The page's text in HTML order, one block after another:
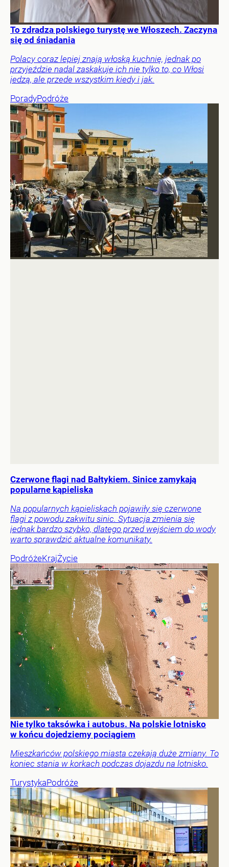
To zdradza polskiego turystę we Włoszech. Zaczyna
się od śniadania
Polacy coraz lepiej znają włoską kuchnię, jednak po
przyjeździe nadal zaskakuje ich nie tylko to, co Włosi
jedzą, ale przede wszystkim kiedy i jak.
PoradyPodróże
Czerwone flagi nad Bałtykiem. Sinice zamykają
popularne kąpieliska
Na popularnych kąpieliskach pojawiły się czerwone
flagi z powodu zakwitu sinic. Sytuacja zmienia się
jednak bardzo szybko, dlatego przed wejściem do wody
warto sprawdzić aktualne komunikaty.
PodróżeKrajŻycie
Nie tylko taksówka i autobus. Na polskie lotnisko
w końcu dojedziemy pociągiem
Mieszkańców polskiego miasta czekają duże zmiany. To
koniec stania w korkach podczas dojazdu na lotnisko.
TurystykaPodróże